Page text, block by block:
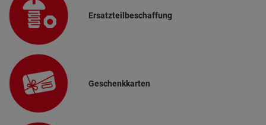
Ersatzteilbeschaffung
Geschenkkarten